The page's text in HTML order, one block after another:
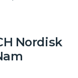
Nordisk